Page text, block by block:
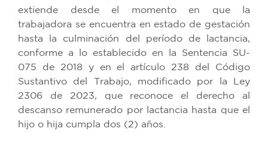
extiende desde el momento en que la
trabajadora se encuentra en estado de gestación
hasta la culminación del período de lactancia,
conforme a lo establecido en la Sentencia SU-
075 de 2018 y en el artículo 238 del Código
Sustantivo del Trabajo, modificado por la Ley
2306 de 2023, que reconoce el derecho al
descanso remunerado por lactancia hasta que el
hijo o hija cumpla dos (2) años.